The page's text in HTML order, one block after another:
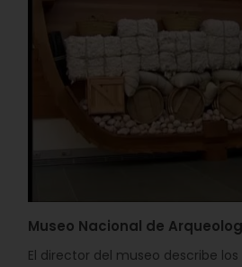
Museo Nacional de
El director del museo describe